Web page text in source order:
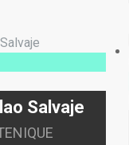
Salvaje